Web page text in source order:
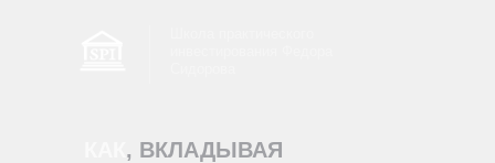
, ВКЛАДЫВАЯ